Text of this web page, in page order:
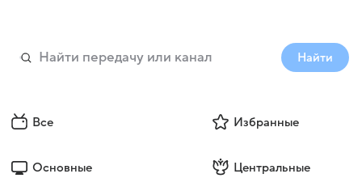
Найти
Все Избранные
Основные Центральные